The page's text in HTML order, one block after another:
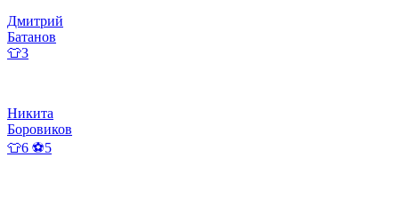
Дмитрий
Батанов
👕3
Никита
Боровиков
👕6 ⚽5